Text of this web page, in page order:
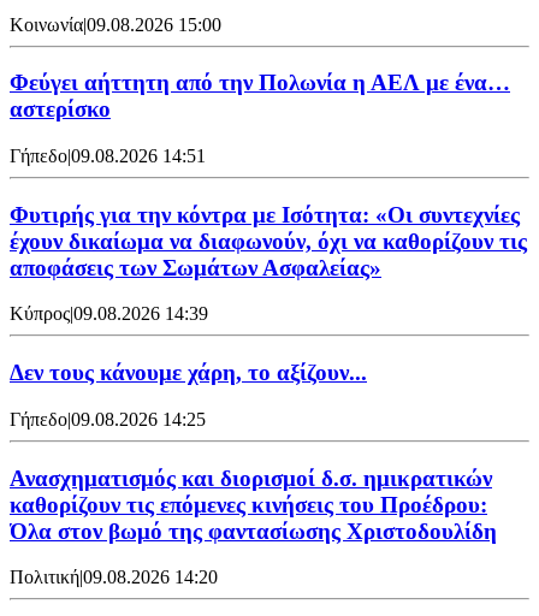
Κοινωνία|09.08.2026 15:00
Φεύγει αήττητη από την Πολωνία η ΑΕΛ με ένα…
αστερίσκο
Γήπεδο|09.08.2026 14:51
Φυτιρής για την κόντρα με Ισότητα: «Οι συντεχνίες
έχουν δικαίωμα να διαφωνούν, όχι να καθορίζουν τις
αποφάσεις των Σωμάτων Ασφαλείας»
Κύπρος|09.08.2026 14:39
Δεν τους κάνουμε χάρη, το αξίζουν...
Γήπεδο|09.08.2026 14:25
Ανασχηματισμός και διορισμοί δ.σ. ημικρατικών
καθορίζουν τις επόμενες κινήσεις του Προέδρου:
Όλα στον βωμό της φαντασίωσης Χριστοδουλίδη
Πολιτική|09.08.2026 14:20